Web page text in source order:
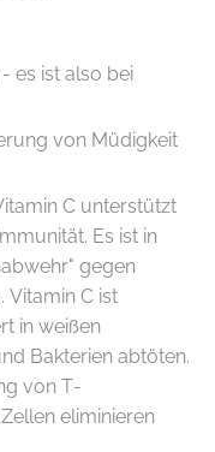
es ist also bei
von Müdigkeit
C unterstützt
Es ist in
gegen
Vitamin C ist
in weißen
Bakterien abtöten.
von T-
eliminieren